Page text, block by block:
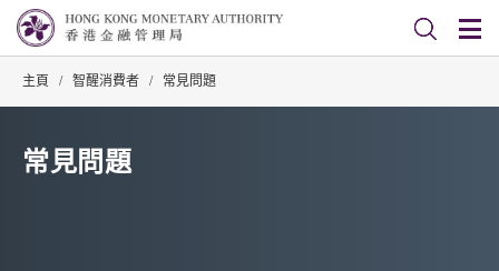
主頁 / 智醒消費者 / 常見問題
常見問題